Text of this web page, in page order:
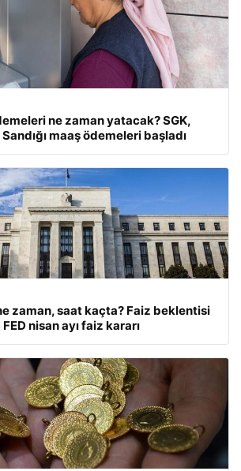
ne zaman yatacak? SGK,
maaş ödemeleri başladı
zaman, saat kaçta? Faiz beklentisi
nisan ayı faiz kararı